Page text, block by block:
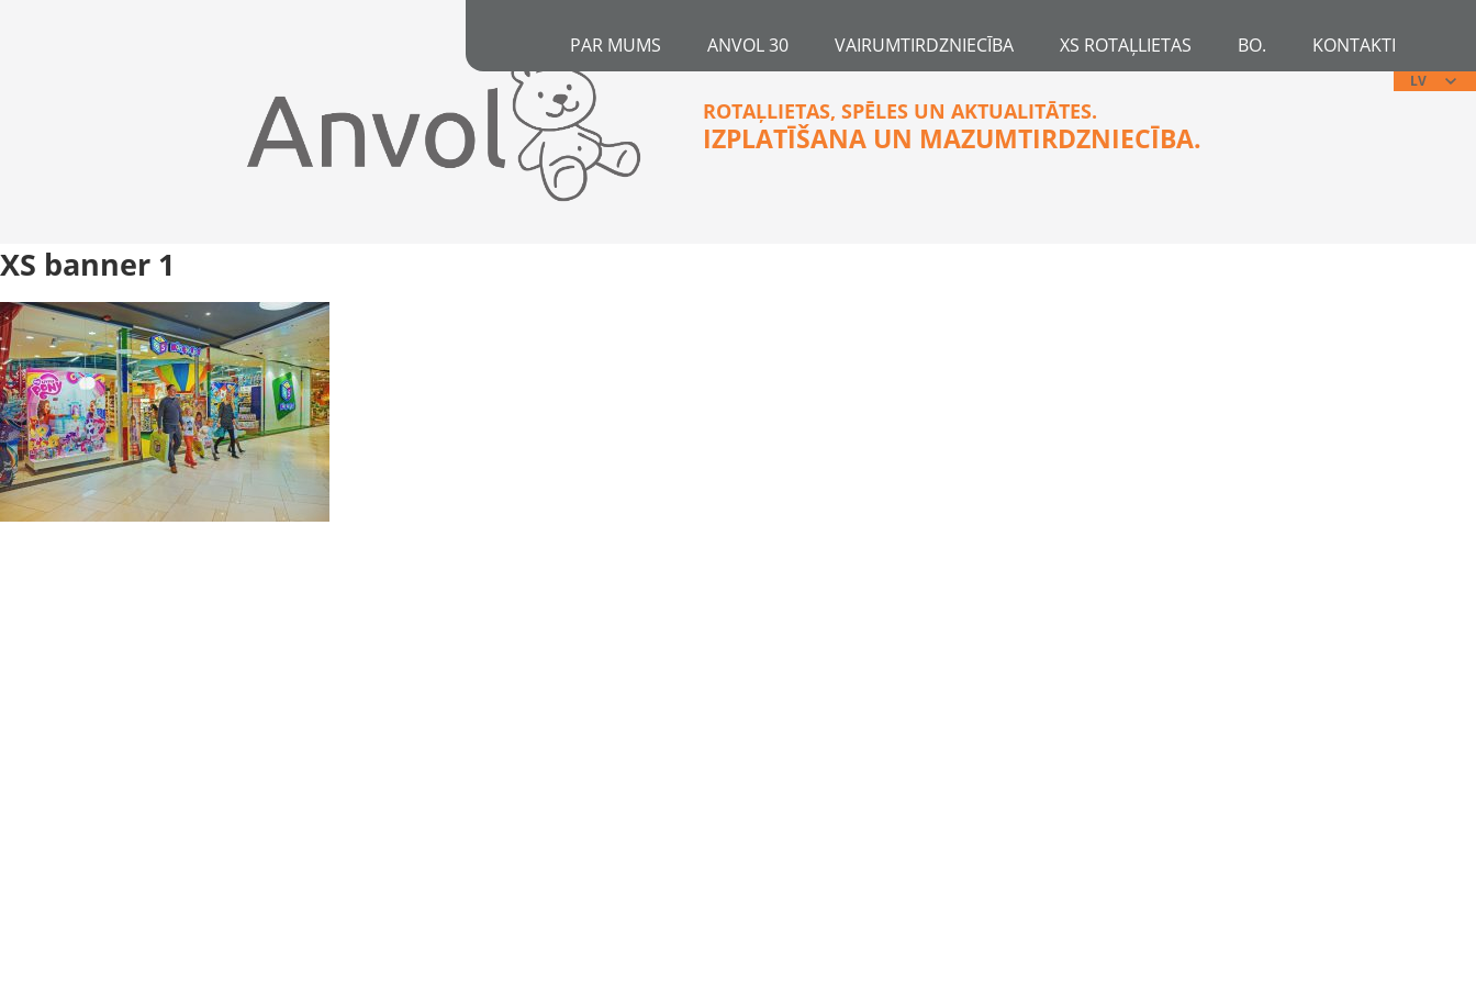
PAR MUMS ANVOL 30 VAIRUMTIRDZNIECĪBA XS ROTAĻLIETAS BO. KONTAKTI
LV
ROTAĻLIETAS, SPĒLES UN AKTUALITĀTES.
IZPLATĪŠANA UN MAZUMTIRDZNIECĪBA.
XS banner 1